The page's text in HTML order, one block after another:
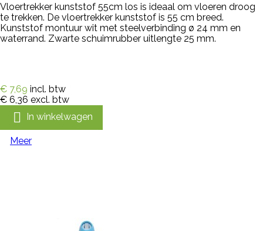
Vloertrekker kunststof 55cm los is ideaal om vloeren droog
te trekken. De vloertrekker kunststof is 55 cm breed.
Kunststof montuur wit met steelverbinding ø 24 mm en
waterrand. Zwarte schuimrubber uitlengte 25 mm.
€ 7,69 incl. btw
€ 6,36 excl. btw
 In winkelwagen
Meer